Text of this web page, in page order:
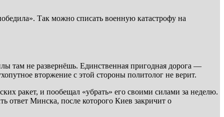
Так можно списать военную катастрофу на
там не развернёшь. Единственная пригодная дорога —
вторжение с этой стороны политолог не верит.
ракет, и пообещал «убрать» его своими силами за неделю.
ответ Минска, после которого Киев закричит о